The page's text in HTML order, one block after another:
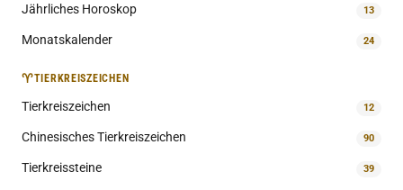
Jährliches Horoskop 13
Monatskalender 24
♈TIERKREISZEICHEN
Tierkreiszeichen 12
Chinesisches Tierkreiszeichen 90
Tierkreissteine 39